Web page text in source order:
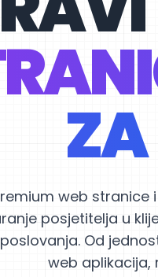
web stranice
posjetitelja u
Od
web aplikacija,